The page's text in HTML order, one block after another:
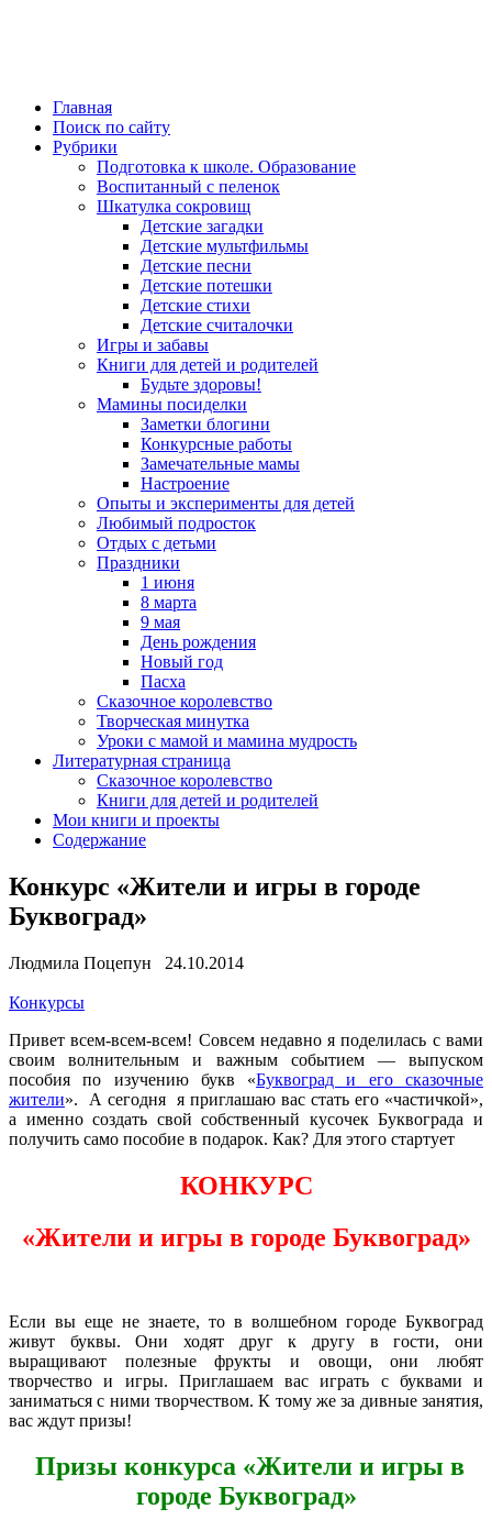
Главная
Поиск по сайту
Рубрики
Подготовка к школе. Образование
Воспитанный с пеленок
Шкатулка сокровищ
Детские загадки
Детские мультфильмы
Детские песни
Детские потешки
Детские стихи
Детские считалочки
Игры и забавы
Книги для детей и родителей
Будьте здоровы!
Мамины посиделки
Заметки блогини
Конкурсные работы
Замечательные мамы
Настроение
Опыты и эксперименты для детей
Любимый подросток
Отдых с детьми
Праздники
1 июня
8 марта
9 мая
День рождения
Новый год
Пасха
Сказочное королевство
Творческая минутка
Уроки с мамой и мамина мудрость
Литературная страница
Сказочное королевство
Книги для детей и родителей
Мои книги и проекты
Содержание
Конкурс «Жители и игры в городе
Буквоград»
Людмила Поцепун 24.10.2014
Конкурсы
Привет всем-всем-всем! Совсем недавно я поделилась с вами
своим волнительным и важным событием — выпуском
пособия по изучению букв «Буквоград и его сказочные
жители». А сегодня я приглашаю вас стать его «частичкой»,
а именно создать свой собственный кусочек Буквограда и
получить само пособие в подарок. Как? Для этого стартует
КОНКУРС
«Жители и игры в городе Буквоград»
Если вы еще не знаете, то в волшебном городе Буквоград
живут буквы. Они ходят друг к другу в гости, они
выращивают полезные фрукты и овощи, они любят
творчество и игры. Приглашаем вас играть с буквами и
заниматься с ними творчеством. К тому же за дивные занятия,
вас ждут призы!
Призы конкурса «Жители и игры в
городе Буквоград»